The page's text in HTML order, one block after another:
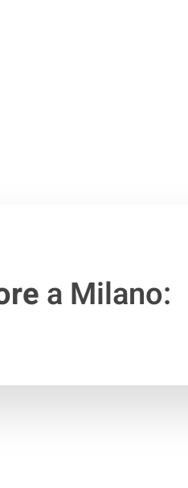
a Milano: